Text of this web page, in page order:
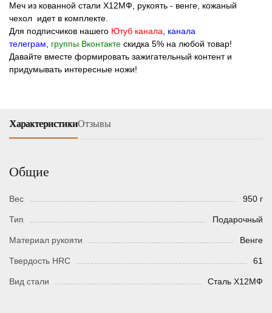
Меч из кованной стали Х12МФ, рукоять - венге, кожаный
чехол идет в комплекте.
Для подписчиков нашего Ютуб канала
канала
телеграм
группы Вконтакте скидка 5% на любой товар!
Давайте вместе формировать зажигательный контент и
придумывать интересные ножи!
ХарактеристикиОтзывы
Общие
Вес 950 г
Тип Подарочный
Материал рукояти Венге
Твердость HRC 61
Вид стали Сталь Х12МФ